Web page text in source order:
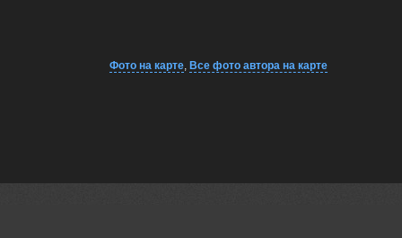
Фото на карте, Все фото автора на карте